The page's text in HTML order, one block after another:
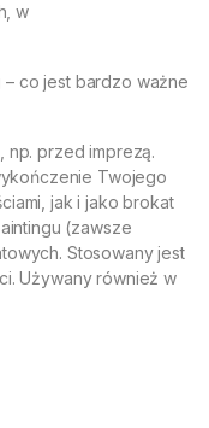
w
co jest bardzo ważne
np. przed imprezą.
Twojego
jak i jako brokat
(zawsze
Stosowany jest
Używany również w